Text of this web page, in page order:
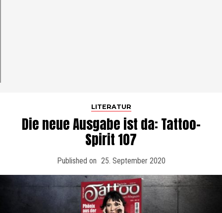
LITERATUR
Die neue Ausgabe ist da: Tattoo-
Spirit 107
Published on 25. September 2020